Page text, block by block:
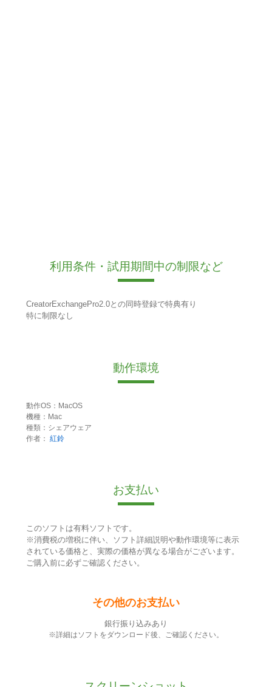
利用条件・試用期間中の制限など
CreatorExchangePro2.0との同時登録で特典有り
特に制限なし
動作環境
動作OS：MacOS
機種：Mac
種類：シェアウェア
作者： 紅鈴
お支払い
このソフトは有料ソフトです。
※消費税の増税に伴い、ソフト詳細説明や動作環境等に表示
されている価格と、実際の価格が異なる場合がございます。
ご購入前に必ずご確認ください。
その他のお支払い
銀行振り込みあり
※詳細はソフトをダウンロード後、ご確認ください。